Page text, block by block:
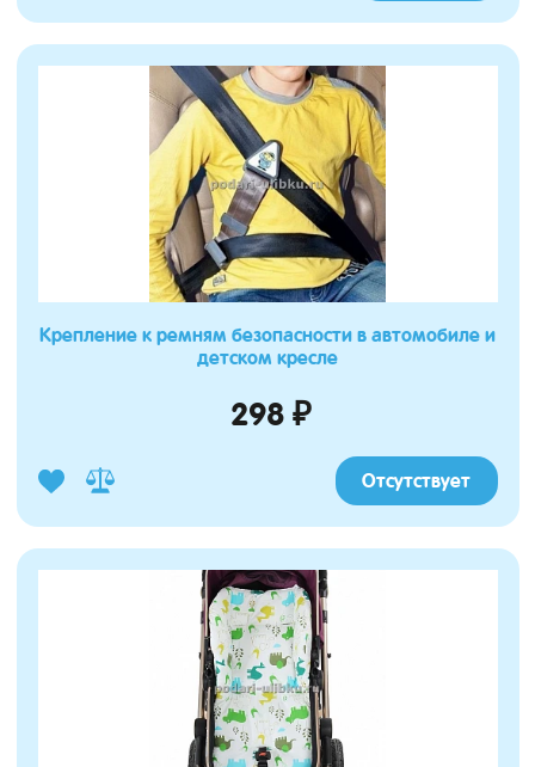
Крепление к ремням безопасности в автомобиле и
детском кресле
298 ₽
Отсутствует